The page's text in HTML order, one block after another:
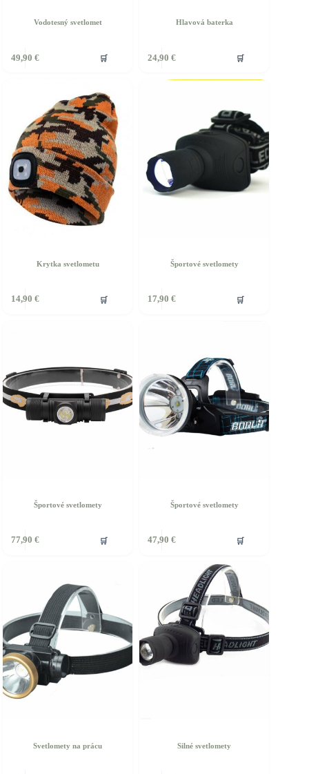
Vodotesný svetlomet
49,90 € 🛒
Hlavová baterka
24,90 € 🛒
Krytka svetlometu
14,90 € 🛒
Športové svetlomety
17,90 € 🛒
Športové svetlomety
77,90 € 🛒
Športové svetlomety
47,90 € 🛒
Svetlomety na prácu Silné svetlomety